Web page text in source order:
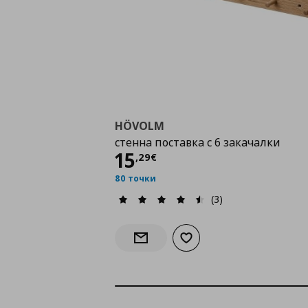
HÖVOLM
стенна поставка с 6 закачалки
15,29€
Цена
80 точки
(3)
Информирай ме за наличност
Добави към списъка с